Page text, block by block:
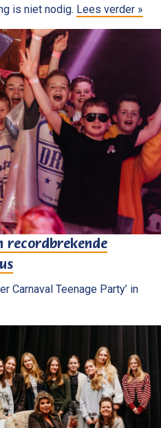
is niet nodig. Lees verder »
recordbrekende
Carnaval Teenage Party’ in